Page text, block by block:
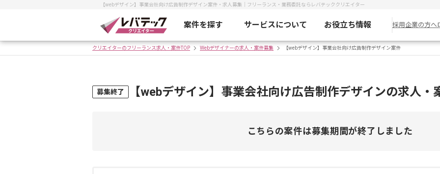
【webデザイン】事業会社向け広告制作デザイン案件・求人募集｜フリーランス・業務委託ならレバテッククリエイター
案件を探す サービスについて お役立ち情報 採用企業の方へ
クリエイターのフリーランス求人・案件TOP Webデザイナーの求人・案件募集 【webデザイン】事業会社向け広告制作デザイン案件
募集終了 【webデザイン】事業会社向け広告制作デザインの求人・
こちらの案件は募集期間が終了しました